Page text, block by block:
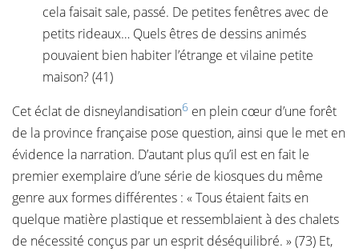
cela faisait sale, passé. De petites fenêtres avec de
petits rideaux… Quels êtres de dessins animés
pouvaient bien habiter l’étrange et vilaine petite
maison? (41)
Cet éclat de disneylandisation6 en plein cœur d’une forêt
de la province française pose question, ainsi que le met en
évidence la narration. D’autant plus qu’il est en fait le
premier exemplaire d’une série de kiosques du même
genre aux formes différentes : « Tous étaient faits en
quelque matière plastique et ressemblaient à des chalets
de nécessité conçus par un esprit déséquilibré. » (73) Et,